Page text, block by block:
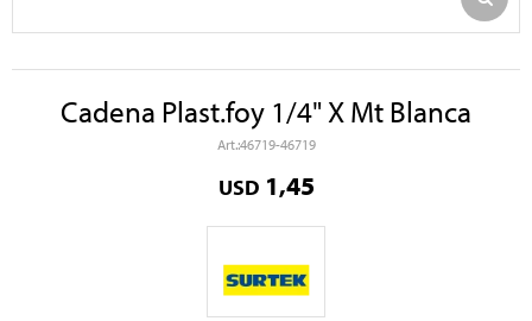
Cadena Plast.foy 1/4" X Mt Blanca
46719-46719
USD 1,45